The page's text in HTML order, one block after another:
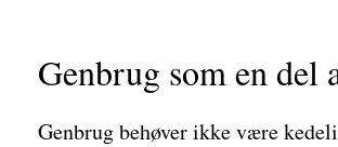
Genbrug som en del
Genbrug behøver ikke være